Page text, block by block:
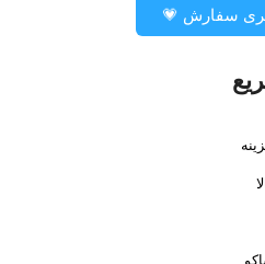
سفارش 💗